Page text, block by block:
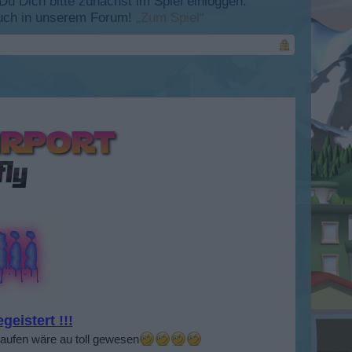
in unserem Forum!
„Zum Spiel“
!!!
wäre au toll gewesen